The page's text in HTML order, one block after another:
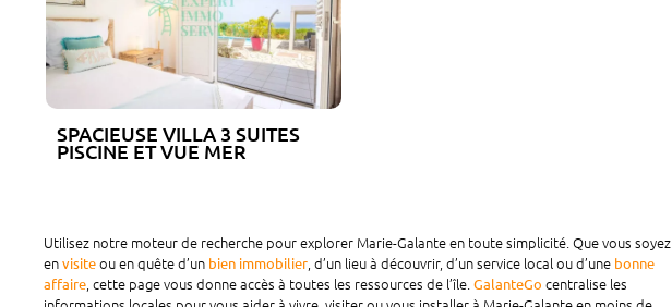
SPACIEUSE VILLA 3 SUITES
PISCINE ET VUE MER
Utilisez notre moteur de recherche pour explorer Marie-Galante en toute simplicité. Que vous soyez
envisiteou en quête d’un bien immobilier , d’un lieu à découvrir, d’un service local ou d’une bonne
affaire , cette page vous donne accès à toutes les ressources de l’île. GalanteGo centralise les